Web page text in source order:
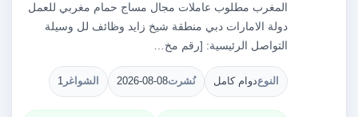
المغرب مطلوب عاملات مجال مساج حمام مغربي للعمل
دولة الامارات دبي منطقة شيخ زايد وظائف لل وسيلة
التواصل الرئيسية: [رقم مخ…
النوعدوام كامل نُشرت2026-08-08 الشواغر 1